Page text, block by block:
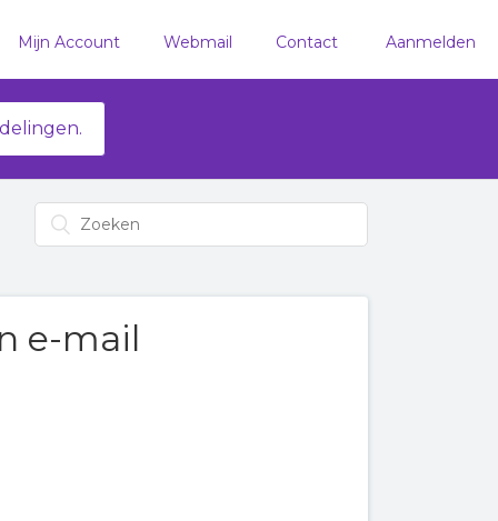
Mijn Account Webmail Contact Aanmelden
e-mail